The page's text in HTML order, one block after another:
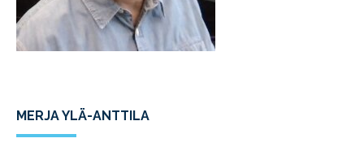
MERJA YLÄ-ANTTILA